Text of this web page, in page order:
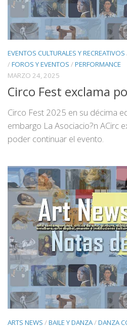
EVENTOS CULTURALES Y RECREATIVOS
/FOROS Y EVENTOS /PERFORMANCE
MARZO 24, 2025
Circo Fest exclama
Circo Fest 2025 en su décima
embargo La Asociacio?n ACirc
poder continuar el evento.
ARTS NEWS /BAILE Y DANZA/DANZA